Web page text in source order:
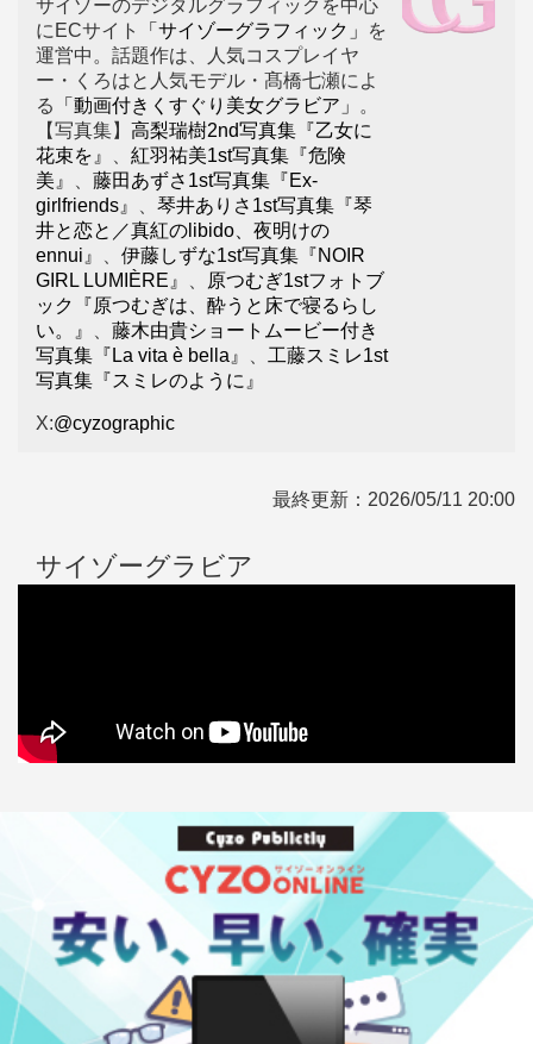
サイゾーのデジタルグラフィックを中心
にECサイト
「サイゾーグラフィック」
を
運営中。話題作は、人気コスプレイヤ
ー・くろはと人気モデル・髙橋七瀬によ
る
「動画付きくすぐり美女グラビア」
。
【写真集】 高梨瑞樹2nd写真集『乙女に
花束を』
紅羽祐美1st写真集『危険
美』
藤田あずさ1st写真集『Ex-
girlfriends』
琴井ありさ1st写真集『琴
井と恋と／真紅のlibido、夜明けの
ennui』
伊藤しずな1st写真集『NOIR
GIRL LUMIÈRE』
原つむぎ1stフォトブ
ック『原つむぎは、酔うと床で寝るらし
い。』
藤木由貴ショートムービー付き
写真集『La vita è bella』
工藤スミレ1st
写真集『スミレのように』
X:@cyzographic
最終更新： 2026/05/11 20:00
サイゾーグラビア